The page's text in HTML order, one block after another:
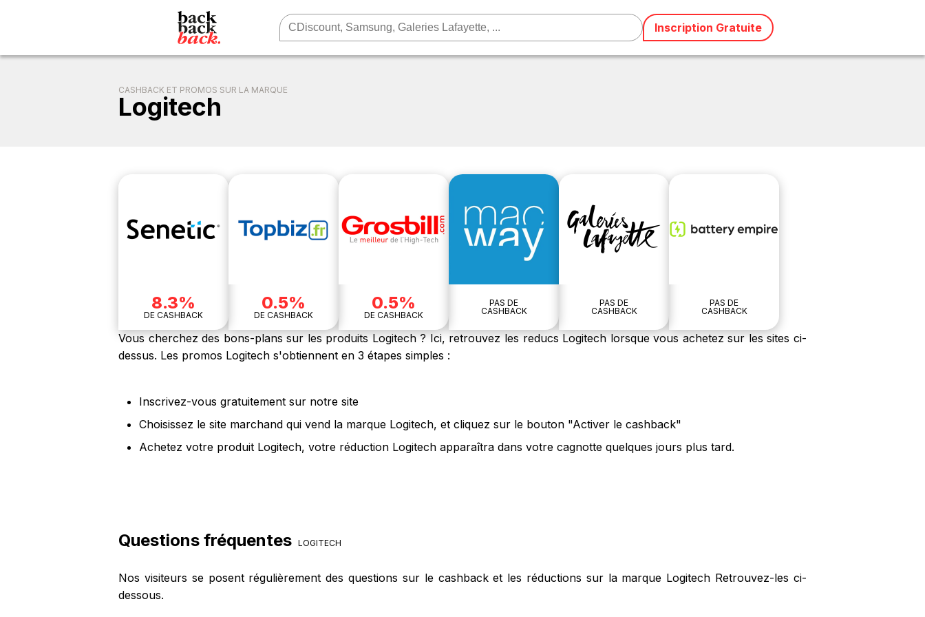
CASHBACK ET PROMOS SUR LA MARQUE
Logitech
8.3%
DE CASHBACK
0.5%
DE CASHBACK
0.5%
DE CASHBACK
PAS DE
CASHBACK
PAS DE
CASHBACK
PAS DE
CASHBACK
Vous cherchez des bons-plans sur les produits Logitech ? Ici, retrouvez les reducs Logitech lorsque vous achetez sur les sites ci-
dessus. Les promos Logitech s'obtiennent en 3 étapes simples :
Inscrivez-vous gratuitement sur notre site
Choisissez le site marchand qui vend la marque Logitech, et cliquez sur le bouton "Activer le cashback"
Achetez votre produit Logitech, votre réduction Logitech apparaîtra dans votre cagnotte quelques jours plus tard.
Questions fréquentes LOGITECH
Nos visiteurs se posent régulièrement des questions sur le cashback et les réductions sur la marque Logitech Retrouvez-les ci-
dessous.
Inscription Gratuite